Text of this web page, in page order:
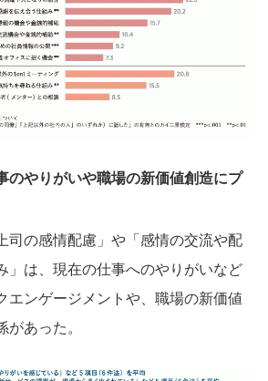
のやりがいや職場の新価値創造にプ
司の感情配慮」や「感情の交流や配
」は、現在の仕事へのやりがいなど
エンゲージメントや、職場の新価値
あった。